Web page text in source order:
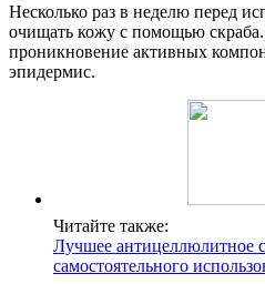
Несколько раз в неделю перед
очищать кожу с помощью скраба.
проникновение активных
эпидермис.
Читайте также:
Лучшее антицеллюлитное
самостоятельного